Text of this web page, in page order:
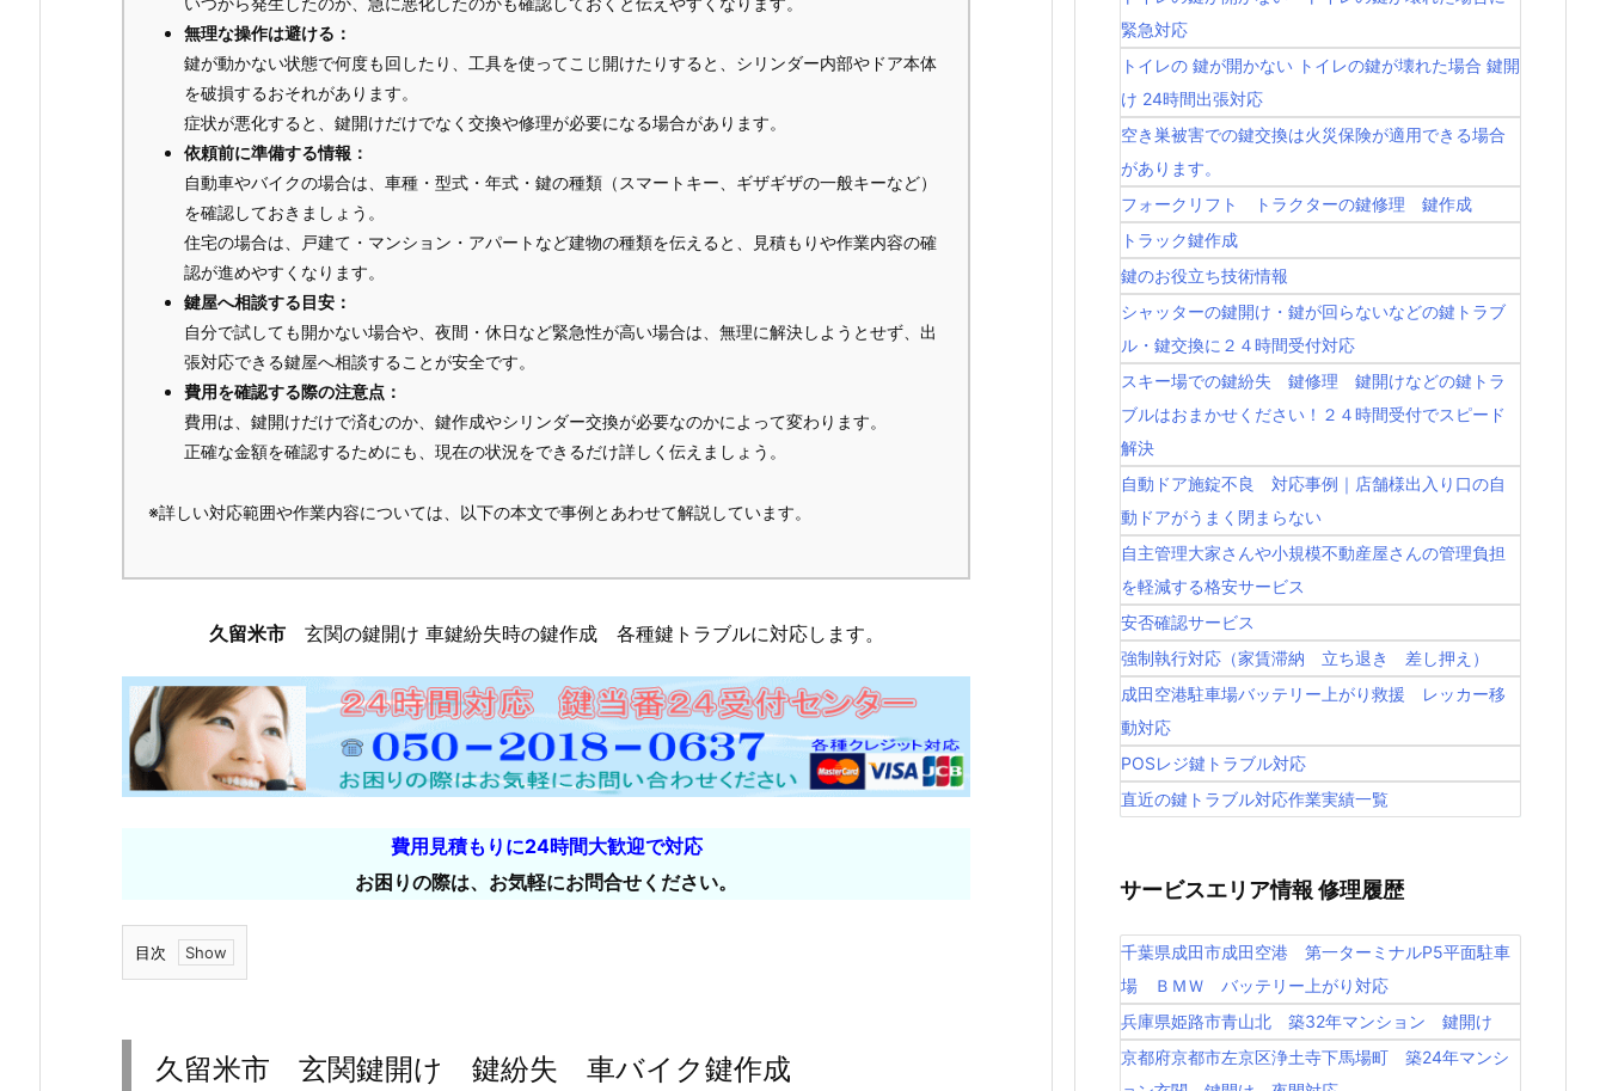
無理な操作は避ける：
鍵が動かない状態で何度も回したり、工具を使ってこじ開けたりすると、シリンダー内部やドア本体
を破損するおそれがあります。
症状が悪化すると、鍵開けだけでなく交換や修理が必要になる場合があります。
依頼前に準備する情報：
自動車やバイクの場合は、車種・型式・年式・鍵の種類（スマートキー、ギザギザの一般キーなど）
を確認しておきましょう。
住宅の場合は、戸建て・マンション・アパートなど建物の種類を伝えると、見積もりや作業内容の確
認が進めやすくなります。
鍵屋へ相談する目安：
自分で試しても開かない場合や、夜間・休日など緊急性が高い場合は、無理に解決しようとせず、出
張対応できる鍵屋へ相談することが安全です。
費用を確認する際の注意点：
費用は、鍵開けだけで済むのか、鍵作成やシリンダー交換が必要なのかによって変わります。
正確な金額を確認するためにも、現在の状況をできるだけ詳しく伝えましょう。
※詳しい対応範囲や作業内容については、以下の本文で事例とあわせて解説しています。
久留米市玄関の鍵開け 車鍵紛失時の鍵作成 各種鍵トラブルに対応します。
費用見積もりに24時間大歓迎で対応
お困りの際は、お気軽にお問合せください。
目次
1.
米
久留米市 玄関鍵開け 鍵紛失 車バイク鍵作成
緊急対応
トイレの 鍵が開かない トイレの鍵が壊れた場合 鍵開
け 24時間出張対応
空き巣被害での鍵交換は火災保険が適用できる場合
があります。
フォークリフト トラクターの鍵修理 鍵作成
トラック鍵作成
鍵のお役立ち技術情報
シャッターの鍵開け・鍵が回らないなどの鍵トラブ
ル・鍵交換に２４時間受付対応
スキー場での鍵紛失 鍵修理 鍵開けなどの鍵トラ
ブルはおまかせください！２４時間受付でスピード
解決
自動ドア施錠不良 対応事例｜店舗様出入り口の自
動ドアがうまく閉まらない
自主管理大家さんや小規模不動産屋さんの管理負担
を軽減する格安サービス
安否確認サービス
強制執行対応（家賃滞納 立ち退き 差し押え）
成田空港駐車場バッテリー上がり救援 レッカー移
動対応
POSレジ鍵トラブル対応
直近の鍵トラブル対応作業実績一覧
サービスエリア情報 修理履歴
千葉県成田市成田空港 第一ターミナルP5平面駐車
場 ＢＭＷ バッテリー上がり対応
兵庫県姫路市青山北 築32年マンション 鍵開け
京都府京都市左京区浄土寺下馬場町 築24年マンシ